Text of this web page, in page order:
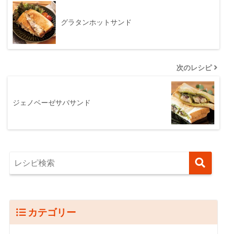
グラタンホットサンド
次のレシピ
ジェノベーゼサバサンド
カテゴリー